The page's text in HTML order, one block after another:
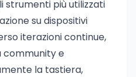
strumenti più utilizzati
su dispositivi
iterazioni continue,
community e
la tastiera,